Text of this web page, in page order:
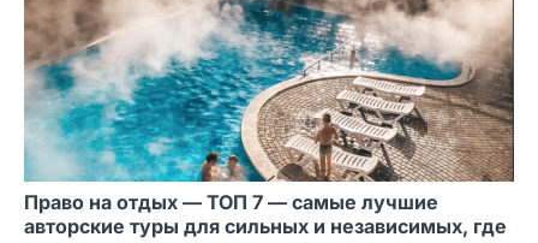
Право на отдых — ТОП 7 — самые лучшие
авторские туры для сильных и независимых, где